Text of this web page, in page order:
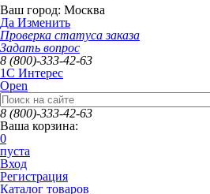
Ваш город: Москва
Да Изменить
Проверка статуса заказа
Задать вопрос
8 (800)-333-42-63
1C Интерес
Open
8 (800)-333-42-63
Ваша корзина:
0
пуста
Вход
Регистрация
Каталог товаров